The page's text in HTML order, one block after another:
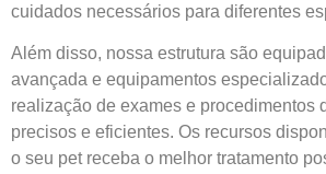
cuidados necessários para diferentes
Além disso, nossa estrutura são
avançada e equipamentos
realização de exames e procedimentos
precisos e eficientes. Os recursos
o seu pet receba o melhor tratamento